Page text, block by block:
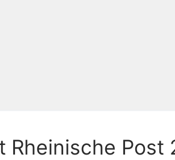
Rheinische